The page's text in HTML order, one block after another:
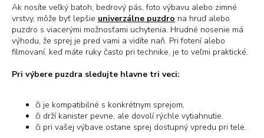
Ak nosíte veľký batoh, bedrový pás, foto výbavu alebo zimné
vrstvy, môže byť lepšie univerzálne puzdro na hruď alebo
puzdro s viacerými možnosťami uchytenia. Hrudné nosenie má
výhodu, že sprej je pred vami a vidíte naň. Pri fotení alebo
filmovaní, keď máte ruky často pri technike, je to veľmi praktické.
Pri výbere puzdra sledujte hlavne tri veci:
či je kompatibilné s konkrétnym sprejom,
či drží kanister pevne, ale dovolí rýchle vytiahnutie,
či pri vašej výbave ostane sprej dostupný vpredu pri tele.